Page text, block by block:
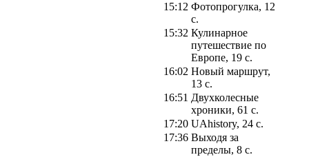
15:12 Фотопрогулка, 12
с.
15:32 Кулинарное
путешествие по
Европе, 19 с.
16:02 Новый маршрут,
13 с.
16:51 Двухколесные
хроники, 61 с.
17:20 UAhistory, 24 с.
17:36 Выходя за
пределы, 8 с.